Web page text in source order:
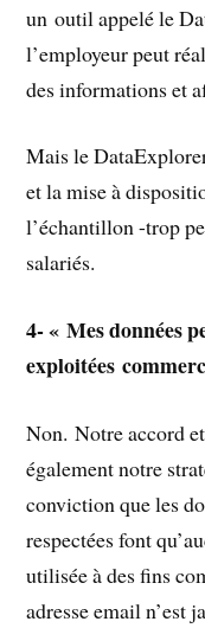
un outil appelé le
l’employeur peut
des informations et
Mais le
et la mise à
l’échantillon -trop
salariés.
4- « Mes données
exploitées
Non. Notre accord
également notre
conviction que les
respectées font
utilisée à des fins
adresse email n’est